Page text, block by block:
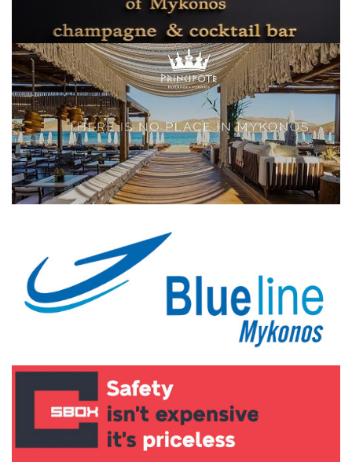
Local Elections 2023
About
Elections 2023
Γλώσσα
Ελληνικά English